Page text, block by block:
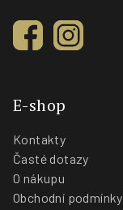
E-shop
Kontakty
Časté dotazy
O nákupu
Obchodní podmínky